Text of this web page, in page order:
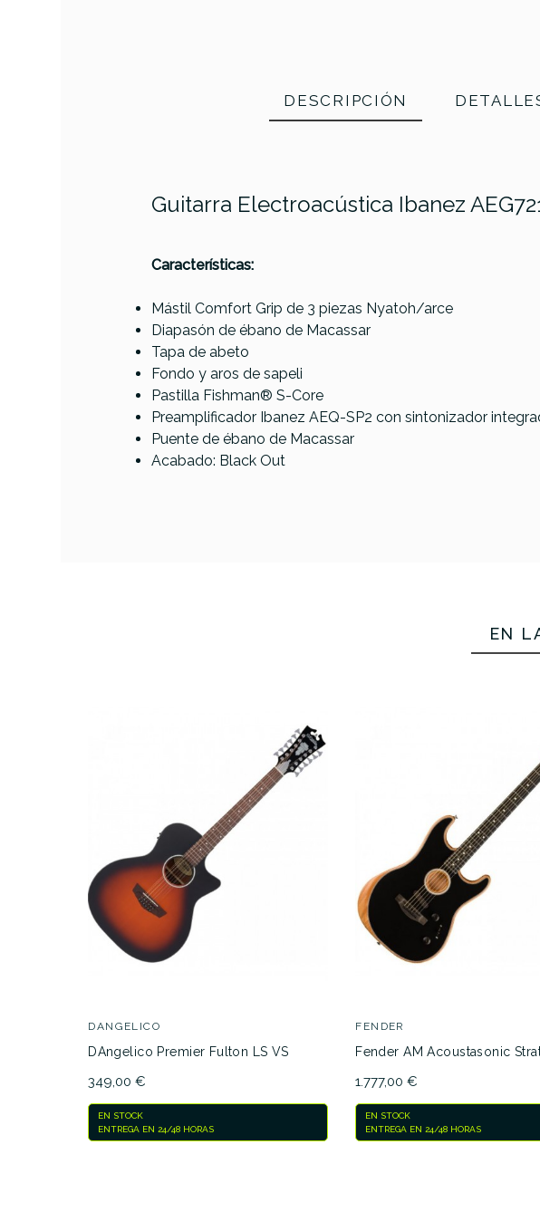
DESCRIPCIÓN
Guitarra Electroacústica Ibanez
Características:
Mástil Comfort Grip de 3 piezas Nyatoh/arce
Diapasón de ébano de Macassar
Tapa de abeto
Fondo y aros de sapeli
Pastilla Fishman® S-Core
Preamplificador Ibanez AEQ-SP2 con sintonizador
Puente de ébano de Macassar
Acabado: Black Out
ReferenciaGUITACEIBA088
PRODUCTO
EN
DANGELICO
DAngelico Premier Fulton LS VS
349,00 €
EN STOCK
ENTREGA EN 24/48 HORAS
FENDER
Fender AM Acoustasonic
1.777,00 €
EN STOCK
ENTREGA EN 24/48 HORAS